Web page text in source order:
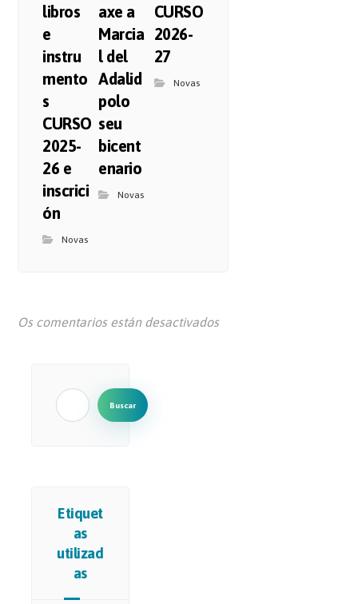
libros
e
instru
mento
s
CURSO
2025-
26 e
inscrici
ón
Novas
axe a
Marcia
l del
Adalid
polo
seu
bicent
enario
Novas
CURSO
2026-
27
Novas
Os comentarios están desactivados
Buscar
Etiquet
as
utilizad
as